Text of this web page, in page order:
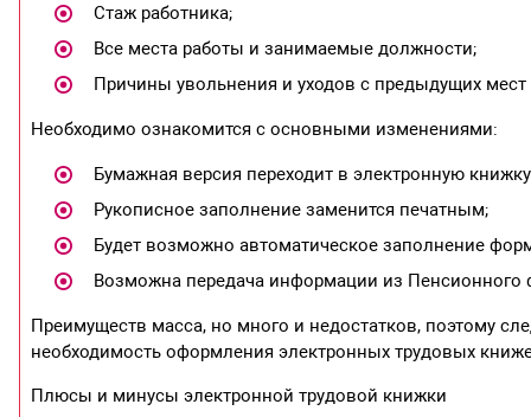
Стаж работника;
Все места работы и занимаемые должности;
Причины увольнения и уходов с предыдущих мест
Необходимо ознакомится с основными изменениями:
Бумажная версия переходит в электронную
Рукописное заполнение заменится печатным;
Будет возможно автоматическое заполнение
Возможна передача информации из
Преимуществ масса, но много и недостатков, поэтому
необходимость оформления электронных трудовых
Плюсы и минусы электронной трудовой книжки